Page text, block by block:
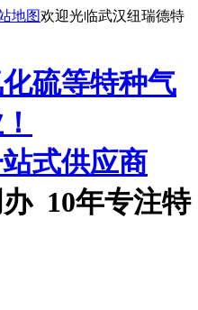
地图欢迎光临武汉纽瑞德特
式供应商
10年专注特